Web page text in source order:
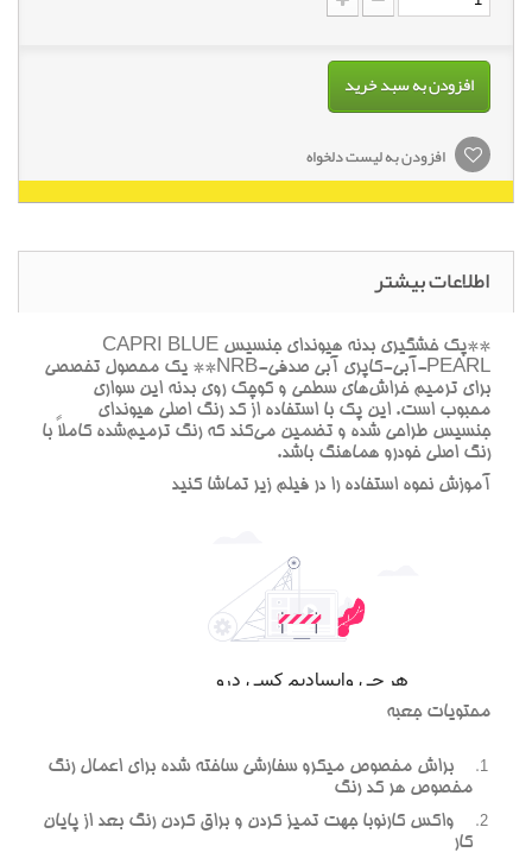
افزودن به سبد خرید
افزودن به لیست دلخواه
اطلاعات بیشتر
**پک خشگيري بدنه هيونداي جنسيس CAPRI BLUE
PEARL-آبي-کاپري آبي صدفي-NRB** يک محصول تخصصي
براي ترميم خراش‌هاي سطحي و کوچک روي بدنه اين سواري
محبوب است. اين پک با استفاده از کد رنگ اصلي هيونداي
جنسيس طراحي شده و تضمين مي‌کند که رنگ ترميم‌شده کاملاً با
رنگ اصلي خودرو هماهنگ باشد.
آموزش نحوه استفاده را در فيلم زير تماشا کنيد
محتويات جعبه
براش مخصوص ميکرو سفارشي ساخته شده براي اعمال رنگ
مخصوص هر کد رنگ
واکس کارنوبا جهت تميز کردن و براق کردن رنگ بعد از پايان
کار